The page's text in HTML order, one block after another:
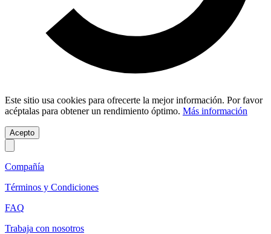
Este sitio usa cookies para ofrecerte la mejor información. Por favor
acéptalas para obtener un rendimiento óptimo. Más información
Acepto
Compañía
Términos y Condiciones
FAQ
Trabaja con nosotros